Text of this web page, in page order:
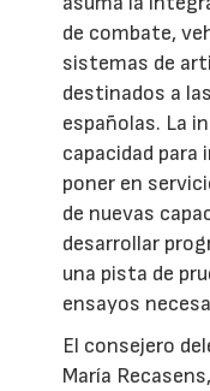
de combate,
sistemas de
destinados a
españolas. La
capacidad para
poner en
de nuevas
desarrollar
una pista de
ensayos
El consejero
María